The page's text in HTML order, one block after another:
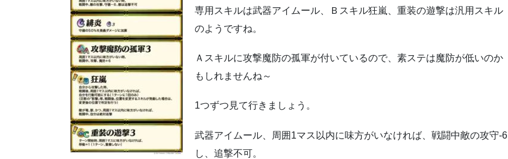
専用スキルは武器アイムール、Ｂスキル狂嵐、重装の遊撃は汎用スキル
のようですね。
Ａスキルに攻撃魔防の孤軍が付いているので、素ステは魔防が低いのか
もしれませんね～
1つずつ見て行きましょう。
武器アイムール、周囲1マス以内に味方がいなければ、戦闘中敵の攻守-6
し、追撃不可。